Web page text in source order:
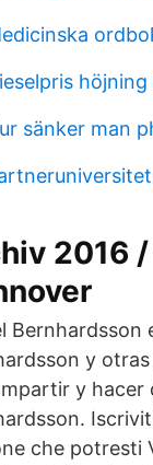
höjning
sänker man
2016
Bernhardsson
y
y hacer
che potresti